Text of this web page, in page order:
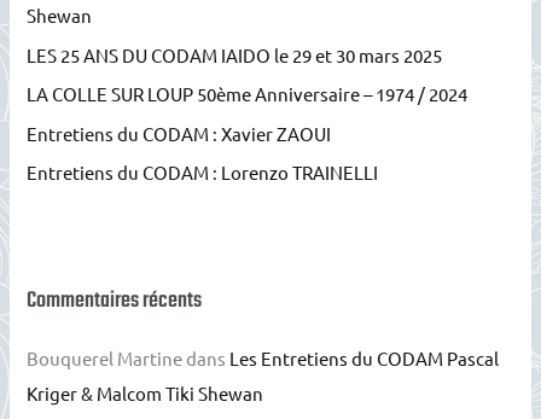
h
e
r
Shewan
LES 25 ANS DU CODAM IAIDO le 29 et 30 mars 2025
LA COLLE SUR LOUP 50ème Anniversaire – 1974 / 2024
Entretiens du CODAM : Xavier ZAOUI
Entretiens du CODAM : Lorenzo TRAINELLI
Commentaires récents
Bouquerel Martinedans Les Entretiens du CODAM Pascal
Kriger & Malcom Tiki Shewan